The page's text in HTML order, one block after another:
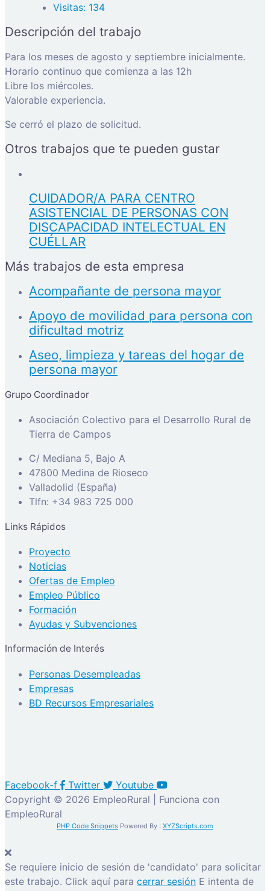
Visitas: 134
Descripción del trabajo
Para los meses de agosto y septiembre inicialmente.
Horario continuo que comienza a las 12h
Libre los miércoles.
Valorable experiencia.
Se cerró el plazo de solicitud.
Otros trabajos que te pueden gustar
CUIDADOR/A PARA CENTRO
ASISTENCIAL DE PERSONAS CON
DISCAPACIDAD INTELECTUAL EN
CUÉLLAR
Más trabajos de esta empresa
Acompañante de persona mayor
Apoyo de movilidad para persona con
dificultad motriz
Aseo, limpieza y tareas del hogar de
persona mayor
Grupo Coordinador
Asociación Colectivo para el Desarrollo Rural de
Tierra de Campos
C/ Mediana 5, Bajo A
47800 Medina de Rioseco
Valladolid (España)
Tlfn: +34 983 725 000
Links Rápidos
Proyecto
Noticias
Ofertas de Empleo
Empleo Público
Formación
Ayudas y Subvenciones
Información de Interés
Personas Desempleadas
Empresas
BD Recursos Empresariales
Facebook-f Twitter
Youtube
Copyright © 2026 EmpleoRural | Funciona con
EmpleoRural
PHP Code Snippets Powered By : XYZScripts.com
Se requiere inicio de sesión de 'candidato' para solicitar
este trabajo. Click aquí para cerrar sesión E intenta de